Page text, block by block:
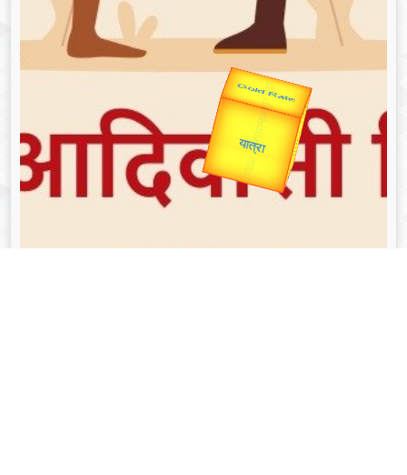
Valentine's